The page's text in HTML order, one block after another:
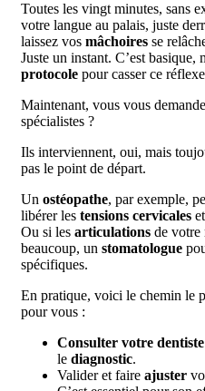
Toutes les vingt minutes, sans
votre langue au palais, juste
laissez vos mâchoires se
Juste un instant. C’est basique,
protocole pour casser ce
Maintenant, vous vous
spécialistes ?
Ils interviennent, oui, mais
pas le point de départ.
Un ostéopathe, par exemple,
libérer les tensions cervicales
Ou si les articulations de votre
beaucoup, un stomatologue
spécifiques.
En pratique, voici le chemin le
pour vous :
Consulter votre dentiste
le diagnostic.
Valider et faire ajuster